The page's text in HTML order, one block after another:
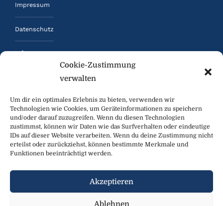
Cookie-Zustimmung
verwalten
Um dir ein optimales Erlebnis zu bieten, verwenden wir
Technologien wie Cookies, um Geräteinformationen zu speichern
und/oder darauf zuzugreifen. Wenn du diesen Technologien
zustimmst, können wir Daten wie das Surfverhalten oder eindeutige
IDs auf dieser Website verarbeiten. Wenn du deine Zustimmung nicht
erteilst oder zurückziehst, können bestimmte Merkmale und
Funktionen beeinträchtigt werden.
Akzeptieren
Ablehnen
Impressum
Datenschutz
Infos
Freiheitliche Arbeitnehmer Salzburg © 2024.